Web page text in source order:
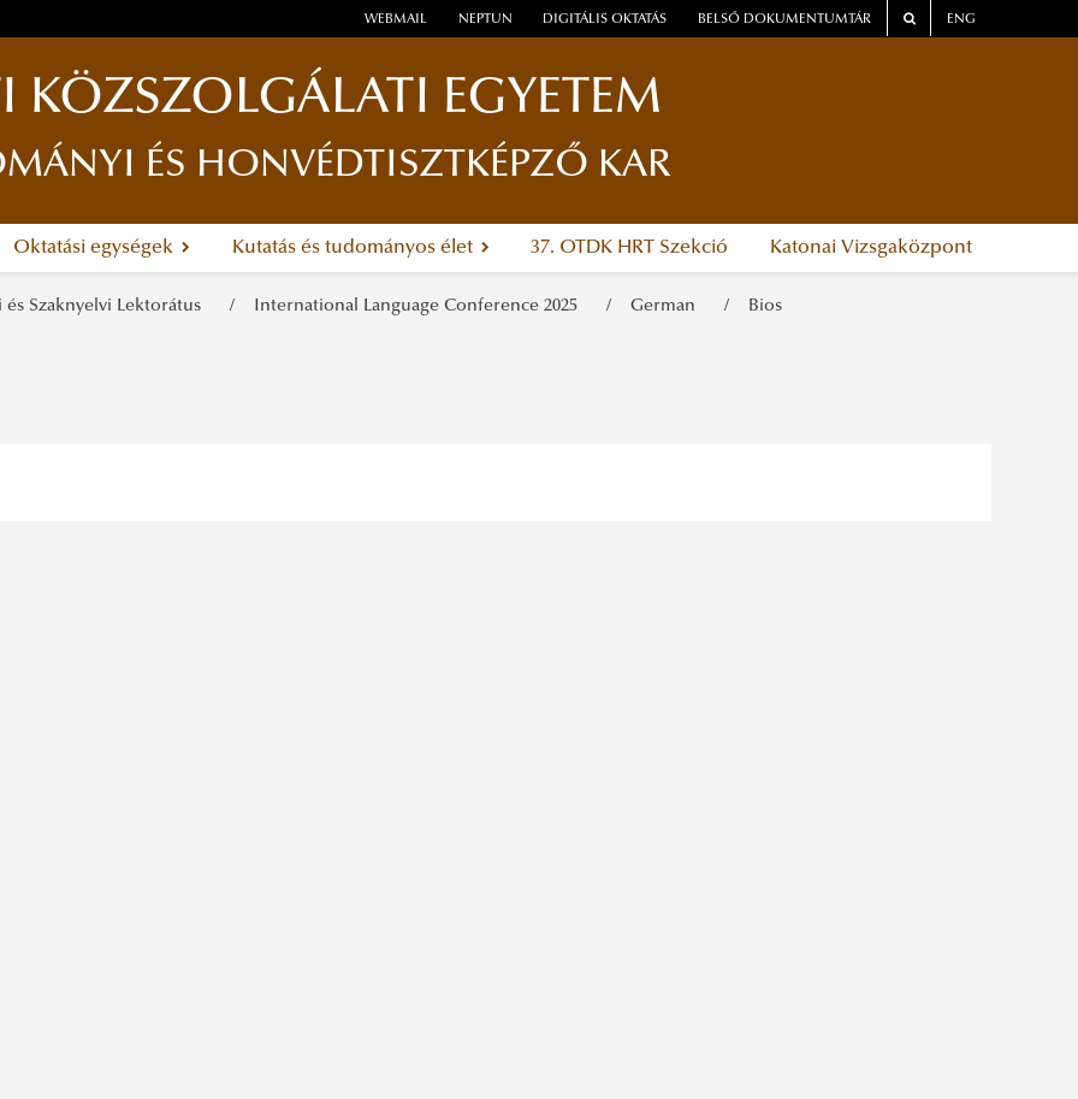
WEBMAIL NEPTUN DIGITÁLIS OKTATÁS BELSŐ DOKUMENTUMTÁR ENG
KÖZSZOLGÁLATI EGYETEM
ÉS HONVÉDTISZTKÉPZŐ KAR
Oktatási egységek Kutatás és tudományos élet 37. OTDK HRT Szekció Katonai Vizsgaközpont
Szaknyelvi Lektorátus International Language Conference 2025 German Bios